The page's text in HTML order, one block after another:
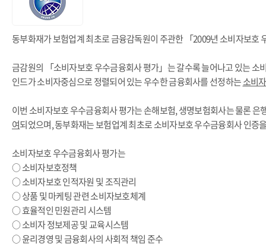
동부화재가 보험업계 최초로 금융감독원이 주관한 「2009년 소비자보호
금감원의 「소비자보호 우수금융회사 평가」는 갈수록 늘어나고 있는
인드가 소비자중심으로 정렬되어 있는 우수한 금융회사를 선정하는소비
이번 소비자보호 우수금융회사 평가는 손해보험, 생명보험회사는 물론
여되었으며, 동부화재는 보험업계 최초로 소비자보호 우수금융회사 인
소비자보호 우수금융회사 평가는
○ 소비자보호정책
○ 소비자보호 인적자원 및 조직관리
○ 상품 및 마케팅 관련 소비자보호체계
○ 효율적인 민원관리 시스템
○ 소비자 정보제공 및 교육시스템
○ 윤리경영 및 금융회사의 사회적 책임 준수